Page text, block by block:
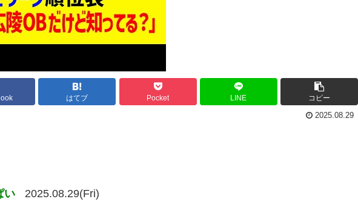
はてブ Pocket LINE コピー
2025.08.29
い 2025.08.29(Fri)